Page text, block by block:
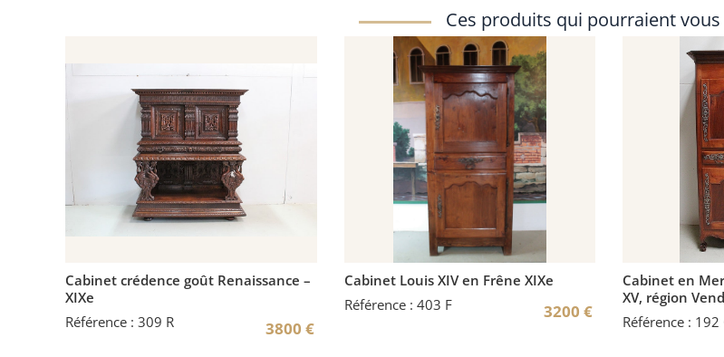
Ces produits qui pourraient
Cabinet crédence goût Renaissance –
XIXe
Référence : 309 R
3800 €
Cabinet Louis XIV en Frêne XIXe
Référence : 403 F
3200€
Cabinet en
XV, région
Référence : 192